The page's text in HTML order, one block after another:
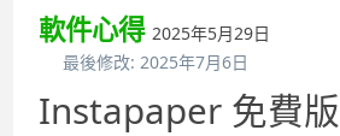
軟件心得 2025年5月29日
最後修改: 2025年7月6日
Instapaper 免費版